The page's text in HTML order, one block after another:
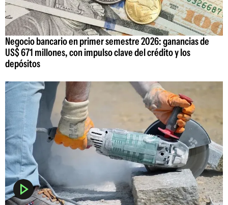
Negocio bancario en primer semestre 2026: ganancias de
US$ 671 millones, con impulso clave del crédito y los
depósitos